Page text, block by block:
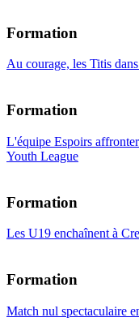
Formation
Au courage, les Titis
Formation
L'équipe Espoirs
Youth League
Formation
Les U19 enchaînent à
Formation
Match nul spectaculaire